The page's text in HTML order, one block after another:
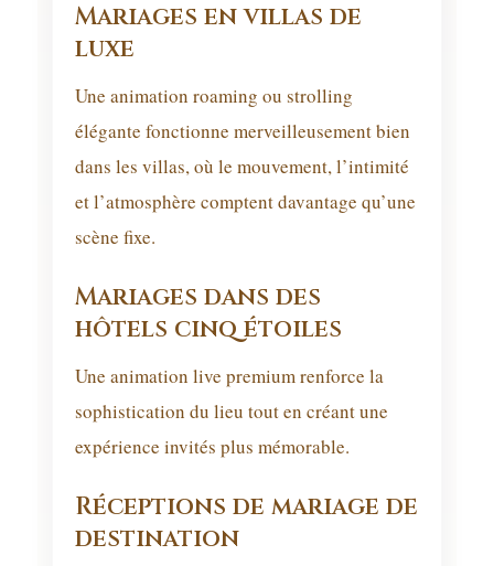
Mariages en villas de
luxe
Une animation roaming ou strolling
élégante fonctionne merveilleusement bien
dans les villas, où le mouvement, l’intimité
et l’atmosphère comptent davantage qu’une
scène fixe.
Mariages dans des
hôtels cinq étoiles
Une animation live premium renforce la
sophistication du lieu tout en créant une
expérience invités plus mémorable.
Réceptions de mariage de
destination